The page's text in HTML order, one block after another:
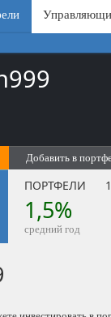
Добавить в
0
ПОРТФЕЛИ
1,5%
средний год